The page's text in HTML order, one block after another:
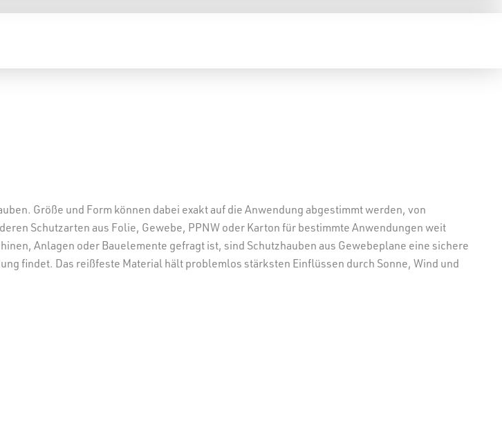
Größe und Form können dabei exakt auf die Anwendung abgestimmt werden, von
Schutzarten aus Folie, Gewebe, PPNW oder Karton für bestimmte Anwendungen weit
Anlagen oder Bauelemente gefragt ist, sind Schutzhauben aus Gewebeplane eine sichere
findet. Das reißfeste Material hält problemlos stärksten Einflüssen durch Sonne, Wind und